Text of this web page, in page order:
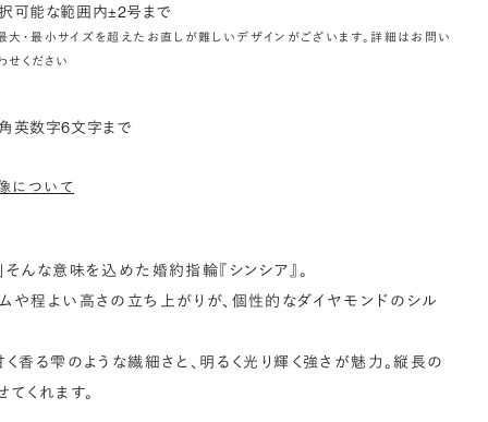
可能な範囲内±2号まで
大・最小サイズを超えたお直しが難しいデザインがございます。詳細はお問い
せください
英数字6文字まで
について
そんな意味を込めた婚約指輪『シンシア』。
や程よい高さの立ち上がりが、個性的なダイヤモンドのシル
香る雫のような繊細さと、明るく光り輝く強さが魅力。縦長の
くれます。